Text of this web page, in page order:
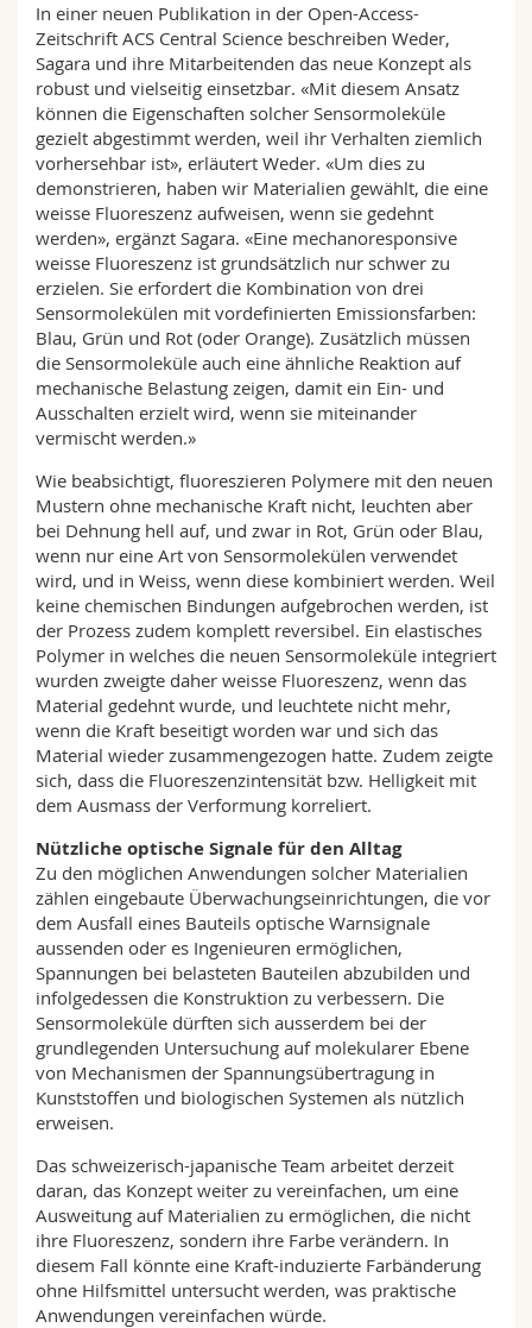
In einer neuen Publikation in der Open-Access-
Zeitschrift ACS Central Science beschreiben Weder,
Sagara und ihre Mitarbeitenden das neue Konzept als
robust und vielseitig einsetzbar. «Mit diesem Ansatz
können die Eigenschaften solcher Sensormoleküle
gezielt abgestimmt werden, weil ihr Verhalten ziemlich
vorhersehbar ist», erläutert Weder. «Um dies zu
demonstrieren, haben wir Materialien gewählt, die eine
weisse Fluoreszenz aufweisen, wenn sie gedehnt
werden», ergänzt Sagara. «Eine mechanoresponsive
weisse Fluoreszenz ist grundsätzlich nur schwer zu
erzielen. Sie erfordert die Kombination von drei
Sensormolekülen mit vordefinierten Emissionsfarben:
Blau, Grün und Rot (oder Orange). Zusätzlich müssen
die Sensormoleküle auch eine ähnliche Reaktion auf
mechanische Belastung zeigen, damit ein Ein- und
Ausschalten erzielt wird, wenn sie miteinander
vermischt werden.»
Wie beabsichtigt, fluoreszieren Polymere mit den neuen
Mustern ohne mechanische Kraft nicht, leuchten aber
bei Dehnung hell auf, und zwar in Rot, Grün oder Blau,
wenn nur eine Art von Sensormolekülen verwendet
wird, und in Weiss, wenn diese kombiniert werden. Weil
keine chemischen Bindungen aufgebrochen werden, ist
der Prozess zudem komplett reversibel. Ein elastisches
Polymer in welches die neuen Sensormoleküle integriert
wurden zweigte daher weisse Fluoreszenz, wenn das
Material gedehnt wurde, und leuchtete nicht mehr,
wenn die Kraft beseitigt worden war und sich das
Material wieder zusammengezogen hatte. Zudem zeigte
sich, dass die Fluoreszenzintensität bzw. Helligkeit mit
dem Ausmass der Verformung korreliert.
Nützliche optische Signale für den Alltag
Zu den möglichen Anwendungen solcher Materialien
zählen eingebaute Überwachungseinrichtungen, die vor
dem Ausfall eines Bauteils optische Warnsignale
aussenden oder es Ingenieuren ermöglichen,
Spannungen bei belasteten Bauteilen abzubilden und
infolgedessen die Konstruktion zu verbessern. Die
Sensormoleküle dürften sich ausserdem bei der
grundlegenden Untersuchung auf molekularer Ebene
von Mechanismen der Spannungsübertragung in
Kunststoffen und biologischen Systemen als nützlich
erweisen.
Das schweizerisch-japanische Team arbeitet derzeit
daran, das Konzept weiter zu vereinfachen, um eine
Ausweitung auf Materialien zu ermöglichen, die nicht
ihre Fluoreszenz, sondern ihre Farbe verändern. In
diesem Fall könnte eine Kraft-induzierte Farbänderung
ohne Hilfsmittel untersucht werden, was praktische
Anwendungen vereinfachen würde.